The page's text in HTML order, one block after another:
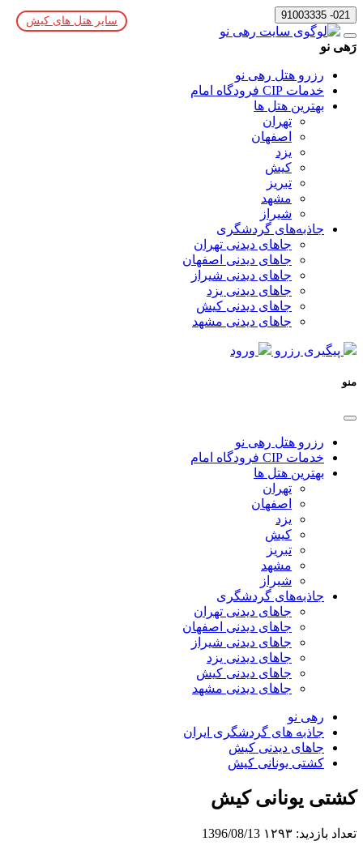
021- 91003335
رَهی نو
رزرو هتل رهی نو
خدمات CIP فرودگاه امام
بهترین هتل ها
تهران
اصفهان
یزد
کیش
تبریز
مشهد
شیراز
جاذبه‌های گردشگری
جاهای دیدنی تهران
جاهای دیدنی اصفهان
جاهای دیدنی شیراز
جاهای دیدنی یزد
جاهای دیدنی کیش
جاهای دیدنی مشهد
پیگیری رزرو ورود
منو
رزرو هتل رهی نو
خدمات CIP فرودگاه امام
بهترین هتل ها
تهران
اصفهان
یزد
کیش
تبریز
مشهد
شیراز
جاذبه‌های گردشگری
جاهای دیدنی تهران
جاهای دیدنی اصفهان
جاهای دیدنی شیراز
جاهای دیدنی یزد
جاهای دیدنی کیش
جاهای دیدنی مشهد
رهی نو
جاذبه های گردشگری ایران
جاهای دیدنی کیش
کشتی یونانی کیش
کشتی یونانی کیش
تعداد بازدید: ۱۲۹۳ 1396/08/13
سایر هتل های کیش